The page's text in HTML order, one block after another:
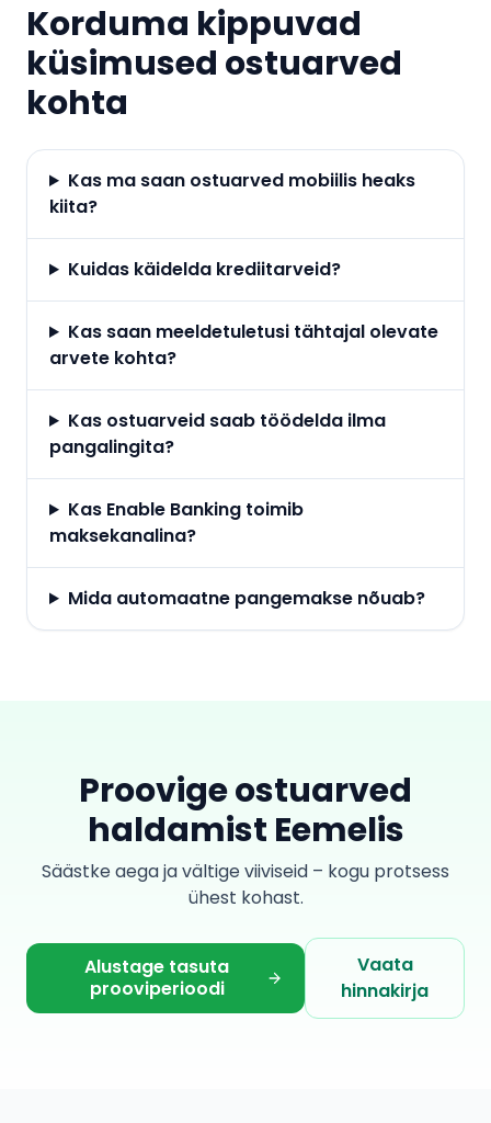
Korduma kippuvad
küsimused ostuarved
kohta
Kas ma saan ostuarved mobiilis heaks
kiita?
Kuidas käidelda krediitarveid?
Kas saan meeldetuletusi tähtajal olevate
arvete kohta?
Kas ostuarveid saab töödelda ilma
pangalingita?
Kas Enable Banking toimib
maksekanalina?
Mida automaatne pangemakse nõuab?
Proovige ostuarved
haldamist Eemelis
Säästke aega ja vältige viiviseid – kogu protsess
ühest kohast.
Alustage tasuta
prooviperioodi
Vaata
hinnakirja